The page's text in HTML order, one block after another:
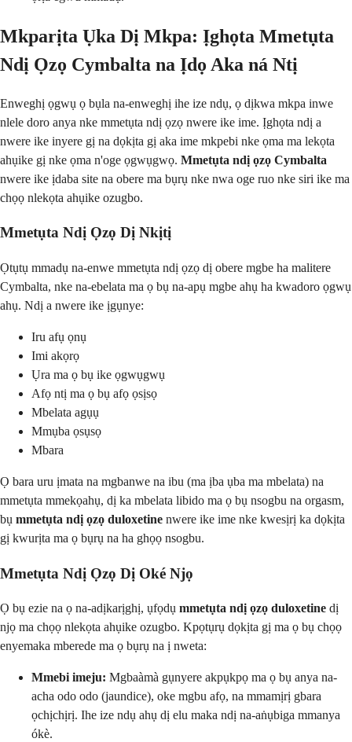
Mkparịta Ụka Dị Mkpa: Ịghọta Mmetụta
Ndị Ọzọ Cymbalta na Ịdọ Aka ná Ntị
Enweghị ọgwụ ọ bụla na-enweghị ihe ize ndụ, ọ dịkwa mkpa inwe
nlele doro anya nke mmetụta ndị ọzọ nwere ike ime. Ịghọta ndị a
nwere ike inyere gị na dọkịta gị aka ime mkpebi nke ọma ma lekọta
ahụike gị nke ọma n'oge ọgwụgwọ. Mmetụta ndị ọzọ Cymbalta
nwere ike ịdaba site na obere ma bụrụ nke nwa oge ruo nke siri ike ma
chọọ nlekọta ahụike ozugbo.
Mmetụta Ndị Ọzọ Dị Nkịtị
Ọtụtụ mmadụ na-enwe mmetụta ndị ọzọ dị obere mgbe ha malitere
Cymbalta, nke na-ebelata ma ọ bụ na-apụ mgbe ahụ ha kwadoro ọgwụ
ahụ. Ndị a nwere ike ịgụnye:
Iru afụ ọnụ
Imi akọrọ
Ụra ma ọ bụ ike ọgwụgwụ
Afọ ntị ma ọ bụ afọ ọsịsọ
Mbelata agụụ
Mmụba ọsụsọ
Mbara
Ọ bara uru ịmata na mgbanwe na ibu (ma ịba ụba ma mbelata) na
mmetụta mmekọahụ, dị ka mbelata libido ma ọ bụ nsogbu na orgasm,
bụ mmetụta ndị ọzọ duloxetine nwere ike ime nke kwesịrị ka dọkịta
gị kwurịta ma ọ bụrụ na ha ghọọ nsogbu.
Mmetụta Ndị Ọzọ Dị Oké Njọ
Ọ bụ ezie na ọ na-adịkarịghị, ụfọdụ mmetụta ndị ọzọ duloxetine dị
njọ ma chọọ nlekọta ahụike ozugbo. Kpọtụrụ dọkịta gị ma ọ bụ chọọ
enyemaka mberede ma ọ bụrụ na ị nweta:
Mmebi imeju: Mgbaàmà gụnyere akpụkpọ ma ọ bụ anya na-
acha odo odo (jaundice), oke mgbu afọ, na mmamịrị gbara
ọchịchịrị. Ihe ize ndụ ahụ dị elu maka ndị na-aṅụbiga mmanya
ókè.